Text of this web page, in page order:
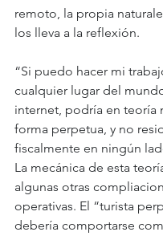
remoto, la propia
los lleva a la reflexión.
“Si puedo hacer mi
cualquier lugar del
internet, podría en teoría
forma perpetua, y no
fiscalmente en ningún
La mecánica de esta
algunas otras
operativas. El “turista
debería comportarse